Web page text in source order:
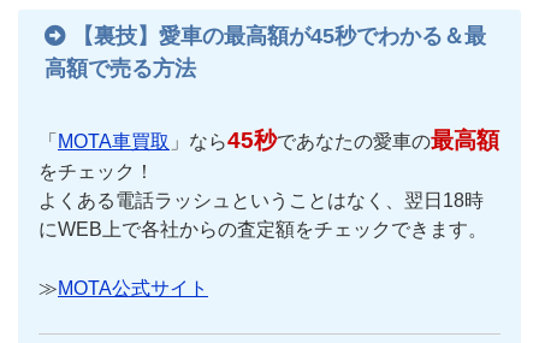
【裏技】愛車の最高額が45秒でわかる＆最
高額で売る方法
「 MOTA車買取 」なら45秒であなたの愛車の最高額
をチェック！
よくある電話ラッシュということはなく、翌日18時
にWEB上で各社からの査定額をチェックできます。
≫MOTA公式サイト